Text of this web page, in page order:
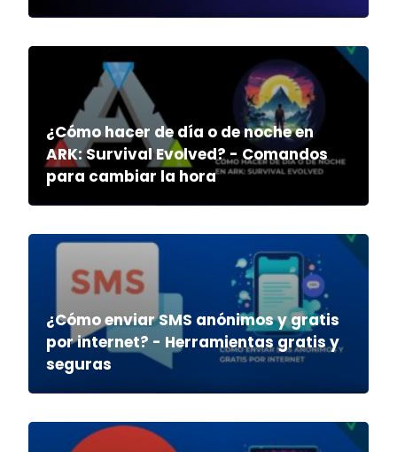
¿Cómo hacer de día o de noche en
ARK: Survival Evolved? - Comandos
para cambiar la hora
¿Cómo enviar SMS anónimos y gratis
por internet? - Herramientas gratis y
seguras